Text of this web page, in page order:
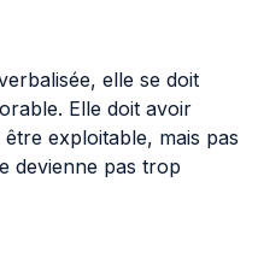
elle se doit
Elle doit avoir
exploitable, mais pas
devienne pas trop